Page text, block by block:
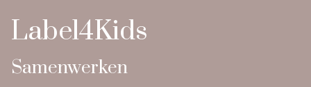
Label4Kids
Samenwerken